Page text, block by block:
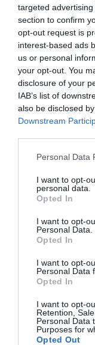
targeted
section to confirm
opt-out request is
interest-based ads
us or personal
your opt-out. You
disclosure of your
IAB’s list of
also be disclosed
Downstream
Please note that
not limited to your
grant or deny
use your data for
consent section.
Personal Data
I want to opt-
personal data.
Opted In
I want to opt-
Personal Data.
Opted In
I want to opt-
Personal Data
Opted In
I want to opt-
Retention,
Personal Data
Purposes for
Opted Out
ΡΑΦΗΝΑ ΣΤΟ
ΚΑΠΕΤΑΝ
Απαράδεκτη
αναχώρηση
ΣΗΜΑΝΤΙΚΟ